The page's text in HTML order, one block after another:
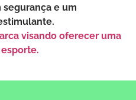
e um
visando oferecer uma